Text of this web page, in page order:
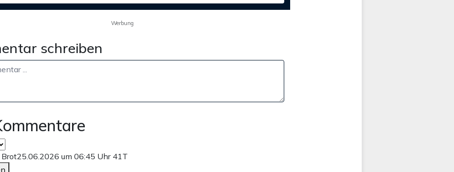
Werbung
schreiben
25.06.2026 um 06:45 Uhr 41T